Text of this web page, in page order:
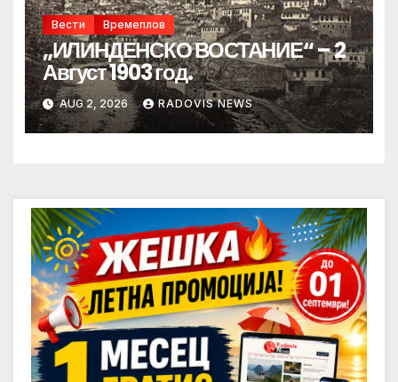
Вести Времеплов
„ИЛИНДЕНСКО ВОСТАНИЕ“ – 2
Август 1903 год.
AUG 2, 2026 RADOVIS NEWS